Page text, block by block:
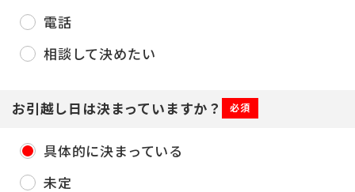
電話
相談して決めたい
お引越し日は決まっていますか？ 必須
具体的に決まっている
未定